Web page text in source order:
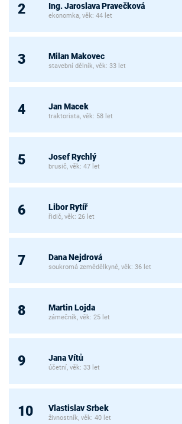
2 Ing. Jaroslava Pravečková
ekonomka, věk: 44 let
3 Milan Makovec
stavební dělník, věk: 33 let
4 Jan Macek
traktorista, věk: 58 let
5 Josef Rychlý
brusič, věk: 47 let
6 Libor Rytíř
řidič, věk: 26 let
7 Dana Nejdrová
soukromá zemědělkyně, věk: 36 let
8 Martin Lojda
zámečník, věk: 25 let
9 Jana Vítů
účetní, věk: 33 let
10 Vlastislav Srbek
živnostník, věk: 40 let